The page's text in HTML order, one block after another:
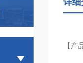
详细
【产